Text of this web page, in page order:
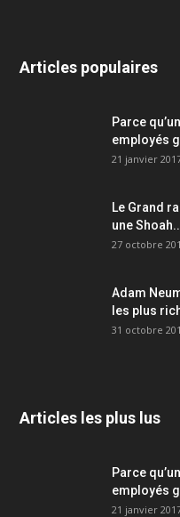
Articles populaires
Parce
employés
21 janvier
Le Grand
une
27 octobre
Adam
les plus
31 octobre
Articles les plus lus
Parce
employés
21 janvier